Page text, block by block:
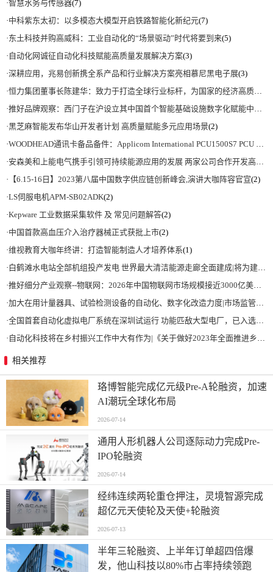
·智慧水务与传感器(7)
·中科紫东太初：以多模态大模型开启铁路智能化新纪元(7)
·东土科技并购高威科：工业自动化的“场景驱动”时代将要到来(5)
· 自动化网诚征自动化科技赋能高质量发展解决方案(3)
·深耕应用，兆易创新携全系产品和行业解决方案亮相慕尼黑电子展(3)
·恒力集团董事长陈建华：致力于打造全球行业标杆，为国家的经济高质量发展贡献更大力量|上海电气集团党委书记、董事长吴磊来访
·推好品牌观察：西门子在沪设立其中国首个智能基础设施数字化赋能中心
·黑芝麻智能发布华山开发者计划 高质量赋能多元应用场景(2)
·WOODHEAD通讯卡备品备件：Applicom International PCU1500S7 PCU 1500 S7 V4.5.0
·安森美和上能电气携手引领可持续能源应用的发展 两家公司合作开发高性能储能和太阳能组串式逆变器方案 以实现可持续的未来
· 【6.15-16日】2023第八届中国数字供应链创新峰会,演讲大咖阵容官宣(2)
·LS伺服电机APM-SB02ADK(2)
·Kepware 工业数据采集软件 及 常见问题解答(2)
·中国首款高血压介入治疗器械正式获批上市(2)
·维视教育大咖年终讲：打造智能制造人才培养体系(1)
·白鹤滩水电站全部机组投产发电 世界最大清洁能源走廊全面建成|将为建设新型能源体系、保障国家能源安全、实现“双碳”目标提供有力支撑
·推好细分产业观察--物联网：2026年中国物联网市场规模接近3000亿美元 智慧工厂、智慧城市、智慧电网等将占60%以上
·加大在用计量器具、试验检测设备的自动化、数字化改造力度|市场监管总局 工业和信息化部 关于促进企业计量能力提升的指导意见
·全国首套自动化虚拟电厂系统在深圳试运行 功能匹敌大型电厂，已入选国际典型案例
· 自动化科技将在乡村振兴工作中大有作为|《关于做好2023年全面推进乡村振兴重点工作的意见》发布
相关推荐
珞博智能完成亿元级Pre-A轮融资，加速
AI潮玩全球化布局
2026-07-14
通用人形机器人公司逐际动力完成Pre-
IPO轮融资
2026-07-14
经纬连续两轮重仓押注，灵境智源完成
超亿元天使轮及天使+轮融资
2026-07-13
半年三轮融资、上半年订单超四倍爆
发，他山科技以80%市占率持续领跑